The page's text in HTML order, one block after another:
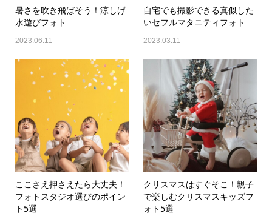
暑さを吹き飛ばそう！涼しげ
水遊びフォト
2023.06.11
自宅でも撮影できる真似した
いセフルマタニティフォト
2023.03.11
ここさえ押さえたら大丈夫！
フォトスタジオ選びのポイン
ト5選
クリスマスはすぐそこ！親子
で楽しむクリスマスキッズフ
ォト5選